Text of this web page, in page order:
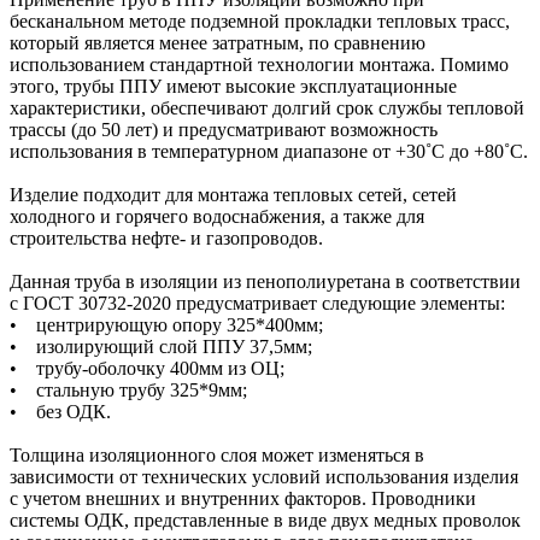
бесканальном методе подземной прокладки тепловых трасс,
который является менее затратным, по сравнению
использованием стандартной технологии монтажа. Помимо
этого, трубы ППУ имеют высокие эксплуатационные
характеристики, обеспечивают долгий срок службы тепловой
трассы (до 50 лет) и предусматривают возможность
использования в температурном диапазоне от +30˚C до +80˚C.
Изделие подходит для монтажа тепловых сетей, сетей
холодного и горячего водоснабжения, а также для
строительства нефте- и газопроводов.
Данная труба в изоляции из пенополиуретана в соответствии
с ГОСТ 30732-2020 предусматривает следующие элементы:
• центрирующую опору 325*400мм;
• изолирующий слой ППУ 37,5мм;
• трубу-оболочку 400мм из ОЦ;
• стальную трубу 325*9мм;
• без ОДК.
Толщина изоляционного слоя может изменяться в
зависимости от технических условий использования изделия
с учетом внешних и внутренних факторов. Проводники
системы ОДК, представленные в виде двух медных проволок